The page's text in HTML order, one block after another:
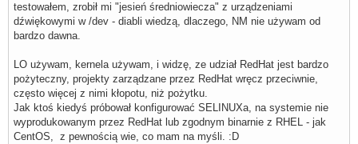
testowałem, zrobił mi "jesień średniowiecza" z urządzeniami
dźwiękowymi w /dev - diabli wiedzą, dlaczego, NM nie używam od
bardzo dawna.
LO używam, kernela używam, i widzę, ze udział RedHat jest bardzo
pożyteczny, projekty zarządzane przez RedHat wręcz przeciwnie,
często więcej z nimi kłopotu, niż pożytku.
Jak ktoś kiedyś próbował konfigurować SELINUXa, na systemie nie
wyprodukowanym przez RedHat lub zgodnym binarnie z RHEL - jak
CentOS, z pewnością wie, co mam na myśli. :D